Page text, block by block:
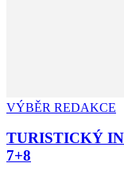
VÝBĚR REDAKCE
TURISTICKÝ
7+8